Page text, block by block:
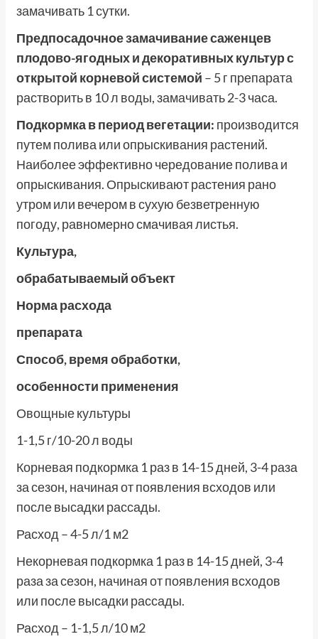
замачивать 1 сутки.
Предпосадочное замачивание саженцев
плодово-ягодных и декоративных культур с
открытой корневой системой – 5 г препарата
растворить в 10 л воды, замачивать 2-3 часа.
Подкормка в период вегетации: производится
путем полива или опрыскивания растений.
Наиболее эффективно чередование полива и
опрыскивания. Опрыскивают растения рано
утром или вечером в сухую безветренную
погоду, равномерно смачивая листья.
Культура,
обрабатываемый объект
Норма расхода
препарата
Способ, время обработки,
особенности применения
Овощные культуры
1-1,5 г/10-20 л воды
Корневая подкормка 1 раз в 14-15 дней, 3-4 раза
за сезон, начиная от появления всходов или
после высадки рассады.
Расход – 4-5 л/1 м2
Некорневая подкормка 1 раз в 14-15 дней, 3-4
раза за сезон, начиная от появления всходов
или после высадки рассады.
Расход – 1-1,5 л/10 м2